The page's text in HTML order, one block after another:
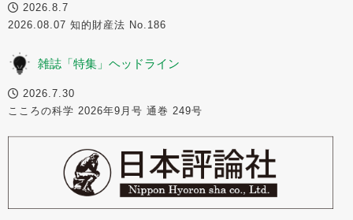
2026.8.7
2026.08.07 知的財産法 No.186
雑誌「特集」ヘッドライン
2026.7.30
こころの科学 2026年9月号 通巻 249号